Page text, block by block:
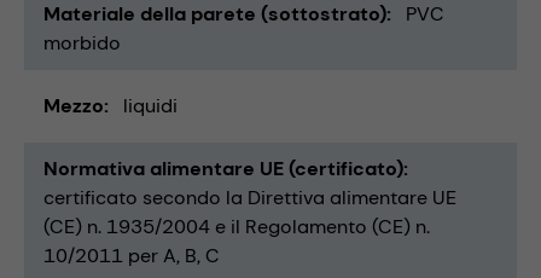
Materiale della parete (sottostrato)
PVC
morbido
Mezzo liquidi
Normativa alimentare UE (certificato)
certificato secondo la Direttiva alimentare UE
(CE) n. 1935/2004 e il Regolamento (CE) n.
10/2011 per A, B, C